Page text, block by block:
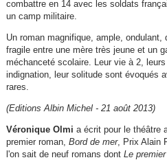
combattre en 14 avec les soldats
un camp militaire.
Un roman magnifique, ample,
fragile entre une mère très jeune et un
méchanceté scolaire. Leur vie à 2,
indignation, leur solitude sont évoqués
rares.
(Editions Albin Michel - 21 août 2013)
Véronique Olmi a écrit pour le théâtre
premier roman, Bord de mer, Prix Alain
l'on sait de neuf romans dont Le